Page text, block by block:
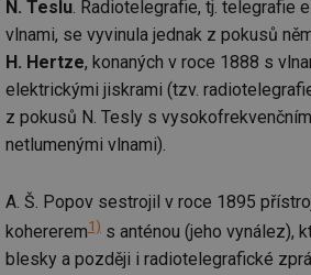
N. Teslu . Radiotelegrafie, tj. telegrafie
vlnami, se vyvinula jednak z pokusů
H. Hertze, konaných v roce 1888 s
elektrickými jiskrami (tzv.
z pokusů N. Tesly s
netlumenými vlnami).
A. Š. Popov sestrojil v roce 1895
kohererem1) s anténou (jeho vynález),
blesky a později i radiotelegrafické